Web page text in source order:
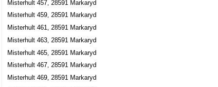
Misterhult 457, 28591 Markaryd
Misterhult 459, 28591 Markaryd
Misterhult 461, 28591 Markaryd
Misterhult 463, 28591 Markaryd
Misterhult 465, 28591 Markaryd
Misterhult 467, 28591 Markaryd
Misterhult 469, 28591 Markaryd